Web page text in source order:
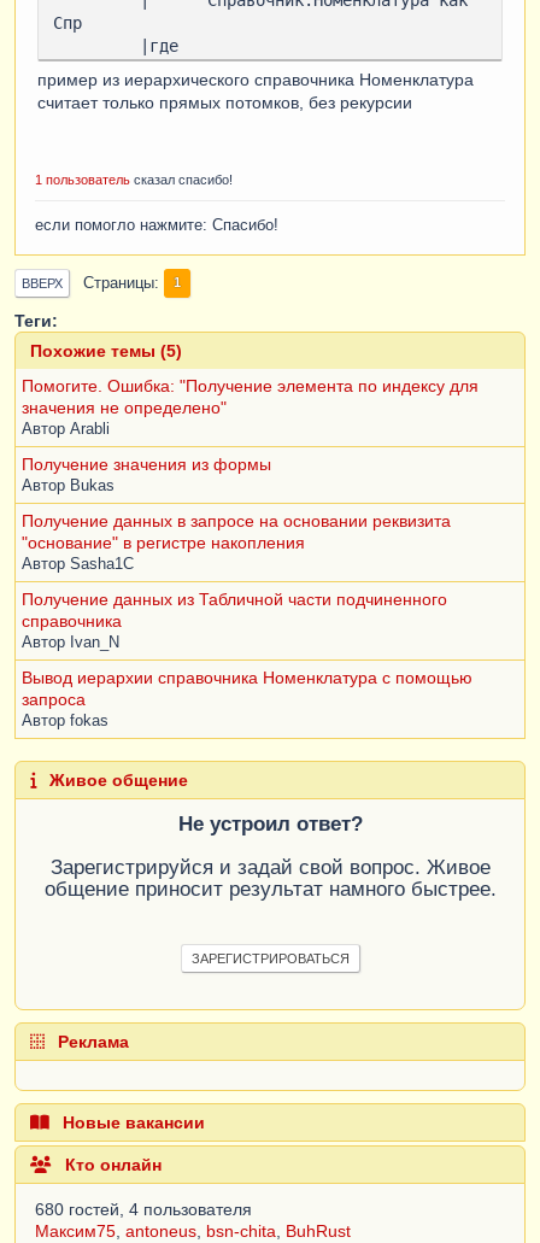
Спр
         |Сгруппировать по
         |    Родитель
лкЗапрос.УстановитьПараметр
//выгрузка запроса в файл для консоли,
она уже должна быть запущена, шара:
\\testdb01\backup
//
ВнешниеОбработки.Создать("КонсольЗапросовУФ")
.СохранитьЗапросВФайл(лкЗапрос,
"C:\Temp\Запрос.sel");
лкВыборка =
лкЗапрос
Пока
СтрокаСписка =
Строки [лкВыборка.Родитель];
СтрокаСписка.Данные
СтрокаСписка
+ " (" + лкВыборка.Количество
")";
КонецЦикла
КонецПроцедуры
пример из иерархического справочника Номенклатура
считает только прямых потомков, без рекурсии
1 пользователь сказал спасибо!
если помогло нажмите: Спасибо!
ВВЕРХ Страницы 1
Теги:
Похожие темы (5)
Помогите. Ошибка: "Получение элемента по индексу для
значения не определено"
Автор Arabli
Получение значения из формы
Автор Bukas
Получение данных в запросе на основании реквизита
"основание" в регистре накопления
Автор Sasha1C
Получение данных из Табличной части подчиненного
справочника
Автор Ivan_N
Вывод иерархии справочника Номенклатура с помощью
запроса
Автор fokas
Живое общение
Не устроил ответ?
Зарегистрируйся и задай свой вопрос. Живое
общение приносит результат намного быстрее.
ЗАРЕГИСТРИРОВАТЬСЯ
Реклама
Новые вакансии
Кто онлайн
680 гостей, 4 пользователя
Максим75, antoneus, bsn-chita, BuhRust